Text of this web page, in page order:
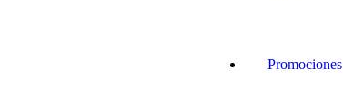
Promociones